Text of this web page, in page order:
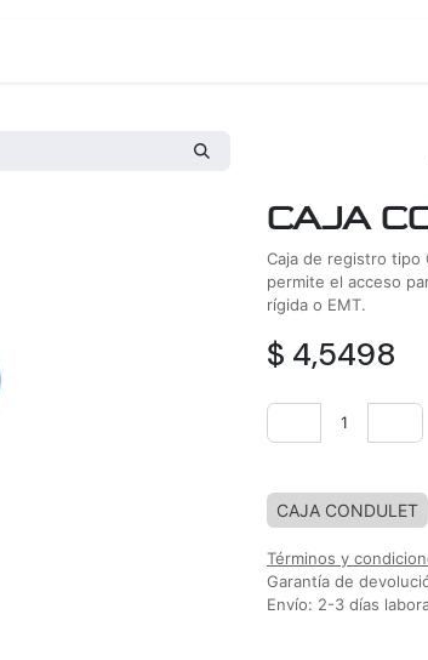
CAJA
Caja de registro tipo
permite el acceso
rígida o EMT.
$ 4,5498
CAJA CONDULET
Términos y
Garantía de
Envío: 2-3 días